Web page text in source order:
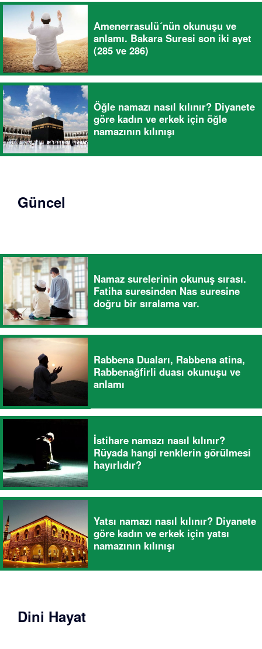
Amenerrasulü´nün okunuşu ve
anlamı. Bakara Suresi son iki ayet
(285 ve 286)
Öğle namazı nasıl kılınır? Diyanete
göre kadın ve erkek için öğle
namazının kılınışı
Güncel
Namaz surelerinin okunuş sırası.
Fatiha suresinden Nas suresine
doğru bir sıralama var.
Rabbena Duaları, Rabbena atina,
Rabbenağfirli duası okunuşu ve
anlamı
İstihare namazı nasıl kılınır?
Rüyada hangi renklerin görülmesi
hayırlıdır?
Yatsı namazı nasıl kılınır? Diyanete
göre kadın ve erkek için yatsı
namazının kılınışı
Dini Hayat